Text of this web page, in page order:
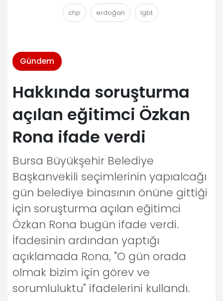
chp erdoğan lgbt
Gündem
Hakkında soruşturma
açılan eğitimci Özkan
Rona ifade verdi
Bursa Büyükşehir Belediye
Başkanvekili seçimlerinin yapıalcağı
gün belediye binasının önüne gittiği
için soruşturma açılan eğitimci
Özkan Rona bugün ifade verdi.
İfadesinin ardından yaptığı
açıklamada Rona, "O gün orada
olmak bizim için görev ve
sorumluluktu" ifadelerini kullandı.